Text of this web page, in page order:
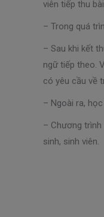
viên tiếp thu
– Trong quá
– Sau khi kết
ngữ tiếp theo.
có yêu cầu về
– Ngoài ra,
– Chương
sinh, sinh viên.